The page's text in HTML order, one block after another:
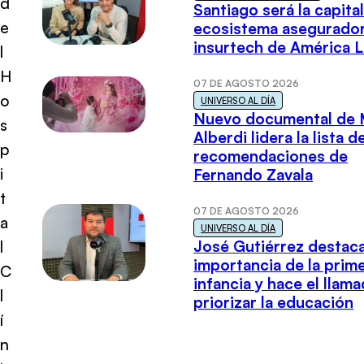
e
l
H
o
s
p
i
t
a
l
C
l
í
n
Santiago será la
ecosistema
insurtech de América
07 DE AGOSTO 2026
UNIVERSO AL DÍA
Nuevo documental de
Alberdi lidera la lista
recomendaciones de
Fernando Zavala
07 DE AGOSTO 2026
UNIVERSO AL DÍA
José Gutiérrez
importancia de la
infancia y hace el
priorizar la educación